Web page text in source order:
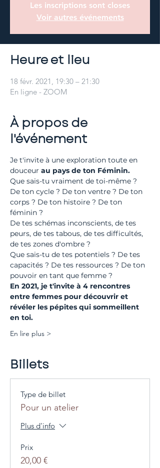
Les inscriptions sont closes
Voir autres événements
Heure et lieu
18 févr. 2021, 19:30 – 21:30
En ligne - ZOOM
À propos de
l'événement
Je t'invite à une exploration toute en
douceur au pays de ton Féminin.
Que sais-tu vraiment de toi-même ?
De ton cycle ? De ton ventre ? De ton
corps ? De ton histoire ? De ton
féminin ?
De tes schémas inconscients, de tes
peurs, de tes tabous, de tes difficultés,
de tes zones d'ombre ?
Que sais-tu de tes potentiels ? De tes
capacités ? De tes ressources ? De ton
pouvoir en tant que femme ?
En 2021, je t'invite à 4 rencontres
entre femmes pour découvrir et
révéler les pépites qui sommeillent
en toi.
En lire plus >
Billets
Type de billet
Pour un atelier
Plus d'info
Prix
20,00 €